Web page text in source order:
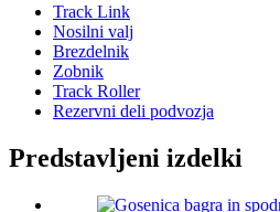
Track Link
Nosilni valj
Brezdelnik
Zobnik
Track Roller
Rezervni deli podvozja
Predstavljeni izdelki